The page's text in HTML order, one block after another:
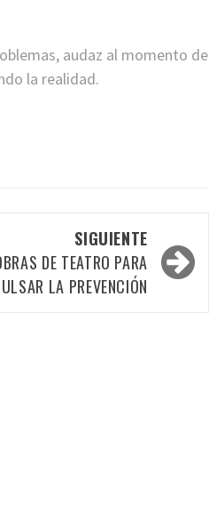
audaz al momento de
la realidad.
SIGUIENTE
DE TEATRO PARA
LA PREVENCIÓN